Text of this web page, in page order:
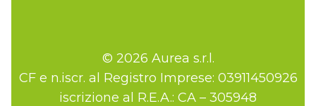
© 2026 Aurea s.r.l.
CF e n.iscr. al Registro Imprese: 03911450926
iscrizione al R.E.A.: CA – 305948